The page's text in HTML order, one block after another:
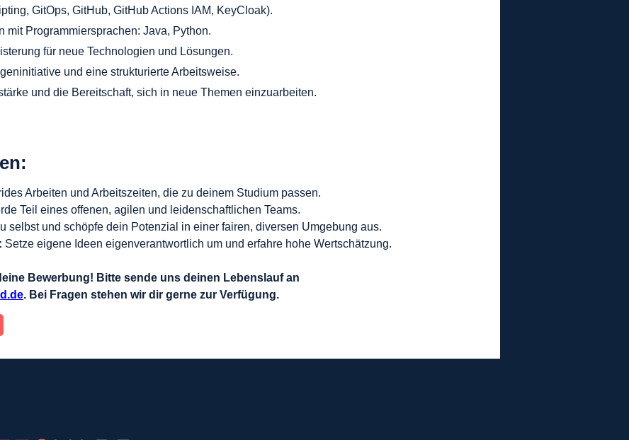
GitOps, GitHub, GitHub Actions IAM, KeyCloak).
mit Programmiersprachen: Java, Python.
für neue Technologien und Lösungen.
und eine strukturierte Arbeitsweise.
und die Bereitschaft, sich in neue Themen einzuarbeiten.
Arbeiten und Arbeitszeiten, die zu deinem Studium passen.
Teil eines offenen, agilen und leidenschaftlichen Teams.
selbst und schöpfe dein Potenzial in einer fairen, diversen Umgebung aus.
Setze eigene Ideen eigenverantwortlich um und erfahre hohe Wertschätzung.
Bewerbung! Bitte sende uns deinen Lebenslauf an
. Bei Fragen stehen wir dir gerne zur Verfügung.